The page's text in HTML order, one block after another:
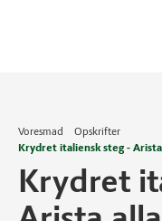
Voresmad
Opskrifter
Krydret italiensk steg -
Krydret